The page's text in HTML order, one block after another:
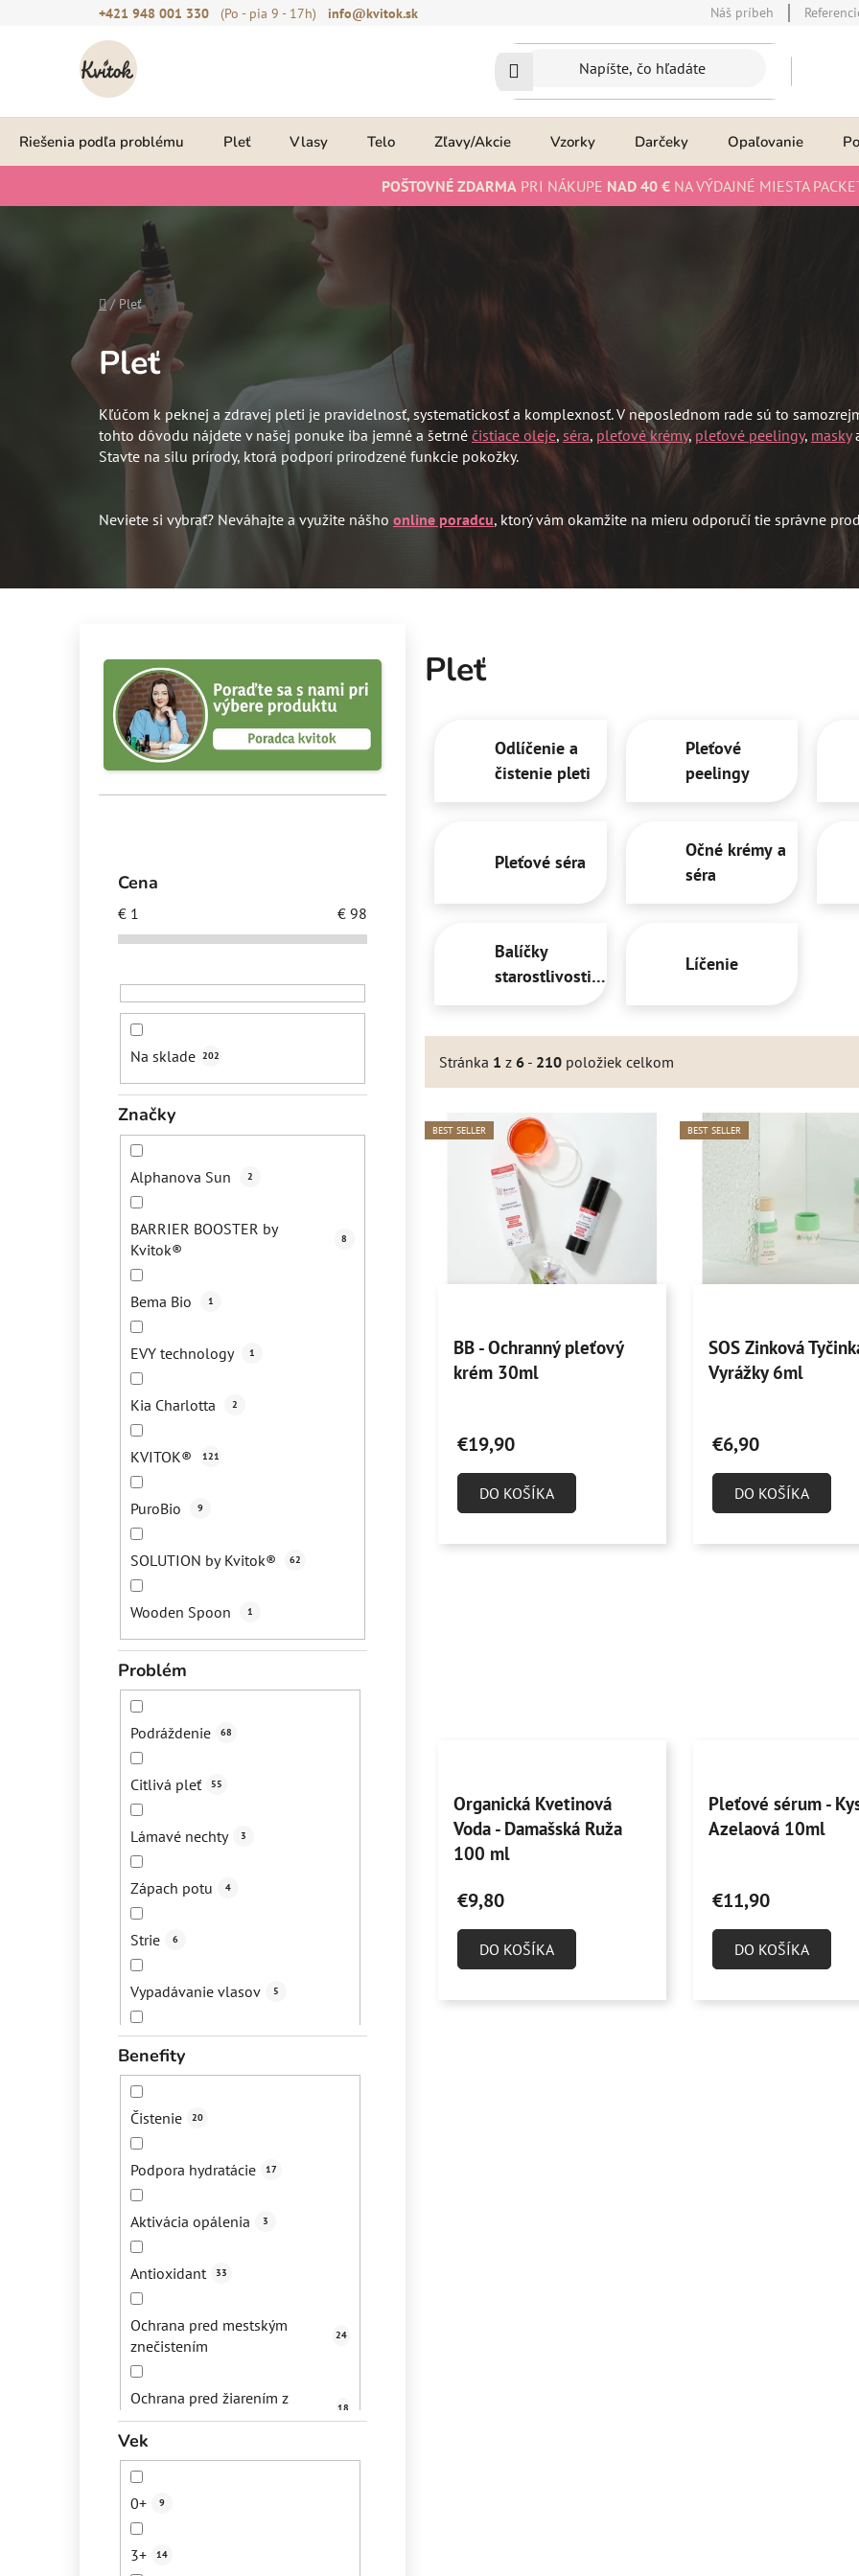
+421 948 001 330 (Po - pia 9 - 17h) info@kvitok.sk Náš príbeh
Riešenia podľa problému Pleť Vlasy Telo Zľavy/Akcie Vzorky Darčeky Opaľovanie
POŠTOVNÉ ZDARMA PRI NÁKUPE NAD 40 € NA VÝDAJNÉ MIESTA
Domov
/ Pleť
Pleť
Kľúčom k peknej a zdravej pleti je pravidelnosť, systematickosť a komplexnosť. V neposlednom rade sú to
tohto dôvodu nájdete v našej ponuke iba jemné a šetrné čistiace oleje, séra, pleťové krémy, pleťové peelingy, masky
Stavte na silu prírody, ktorá podporí prirodzené funkcie pokožky.
Neviete si vybrať? Neváhajte a využite nášho online poradcu, ktorý vám okamžite na mieru odporučí tie správne
B
ý
p
Cena
€ 1 € 98
Na sklade 202
Značky
Alphanova Sun 2
BARRIER BOOSTER by
Kvitok®
8
Bema Bio 1
EVY technology 1
Kia Charlotta 2
KVITOK® 121
PuroBio 9
SOLUTION by Kvitok® 62
Wooden Spoon 1
Problém
Podráždenie 68
Citlivá pleť 55
Lámavé nechty 3
Zápach potu 4
Strie 6
Vypadávanie vlasov 5
Popraskané päty
Lupiny
Akné
Suchá koža
Suché vlasy
Bezpečné opálenie
Digitálne znečistenie
Mestské znečistenie 19
Starecké/pigmentové škvrny
Dehydrovaná pleť
Nežiadúce ochlpenie
Benefity
Čistenie 20
Podpora hydratácie 17
Aktivácia opálenia 3
Antioxidant 33
Ochrana pred mestským
znečistením
24
Ochrana pred žiarením z
elektronických prístrojov
18
Podpora ochra
Hydratácia
Vek
0+ 9
3+ 14
Pleť
Odlíčenie a
čistenie pleti
Pleťové
peelingy
Pleťové séra
Očné krémy a
séra
Balíčky
starostlivosti o
pleť
Líčenie
Stránka 1 z 6 - 210 položiek celkom
VBEST SELLER
hodnotenie
produktu
z
5
hviezdičiek.
BB - Ochranný pleťový
krém 30ml
€19,90
DO KOŠÍKA
BEST SELLER
hodnotenie
produktu
z
5
hviezdičiek.
SOS Zinková
Vyrážky 6ml
€6,90
DO KOŠÍKA
hodnotenie
produktu
je
z
5
hviezdičiek.
Organická Kvetinová
Voda - Damašská Ruža
100 ml
€9,80
DO KOŠÍKA
hodnotenie
produktu
z
5
hviezdičiek.
Pleťové sérum -
Azelaová 10ml
€11,90
DO KOŠÍKA